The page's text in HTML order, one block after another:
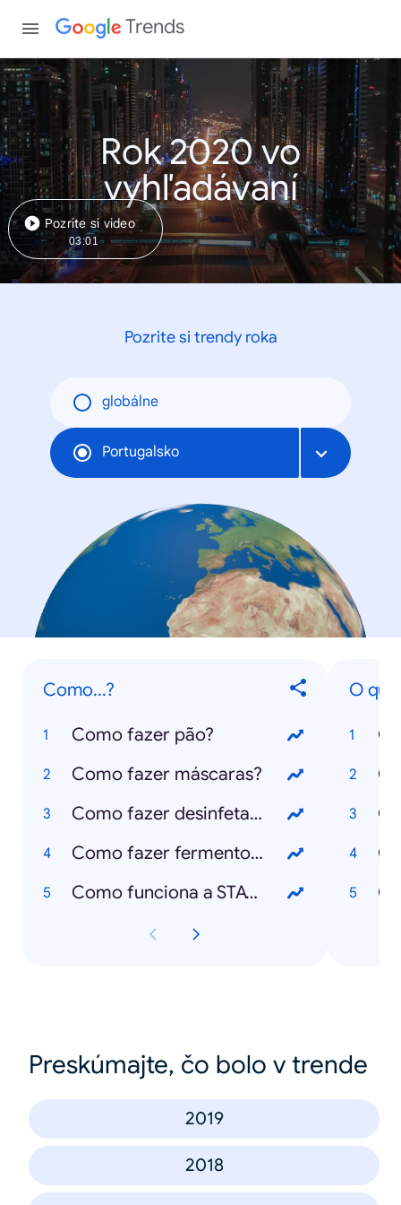
Trends
Rok 2020 vo
vyhľadávaní
Pozrite si video
03:01
Pozrite si trendy roka
globálne
Portugalsko
Como...?
Como fazer pão?
Como fazer máscaras?
Como fazer desinfetante caseiro?
Como fazer fermento de padeiro?
Como funciona a STAYAWAY COVID?
O
O
O
O
Preskúmajte, čo bolo v trende
2019
2018